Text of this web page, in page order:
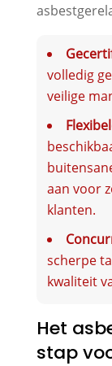
volledig
veilige
aan voor
klanten.
scherpe
kwaliteit
Het
stap